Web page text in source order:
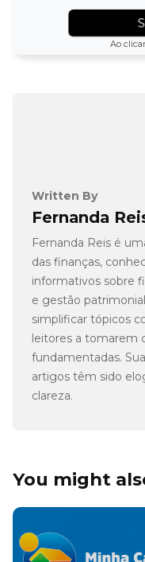
Ao
Written By
Fernanda
Fernanda Reis é
das finanças,
informativos sobre
e gestão
simplificar tópicos
leitores a tomarem
fundamentadas.
artigos têm sido
clareza.
You might